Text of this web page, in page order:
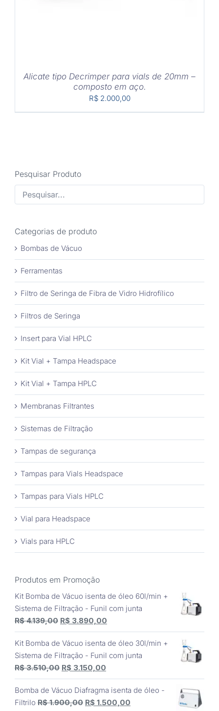
Alicate tipo Decrimper para vials de 20mm –
composto em aço.
R$2.000,00
Pesquisar Produto
Categorias de produto
Bombas de Vácuo
Ferramentas
Filtro de Seringa de Fibra de Vidro Hidrofílico
Filtros de Seringa
Insert para Vial HPLC
Kit Vial + Tampa Headspace
Kit Vial + Tampa HPLC
Membranas Filtrantes
Sistemas de Filtração
Tampas de segurança
Tampas para Vials Headspace
Tampas para Vials HPLC
Vial para Headspace
Vials para HPLC
Produtos em Promoção
Kit Bomba de Vácuo isenta de óleo 60l/min +
Sistema de Filtração - Funil com junta
R$4.139,00 O
preço
original
era:
R$ 4.139,00.
R$ 3.890,00
preço
atual
é:
Kit Bomba de Vácuo isenta de óleo 30l/min +
Sistema de Filtração - Funil com junta
R$3.510,00 O
preço
original
era:
R$ 3.150,00
preço
atual
é:
Bomba de Vácuo Diafragma isenta de óleo -
Filtrilo R$1.900,00 O
R$ 1.500,00